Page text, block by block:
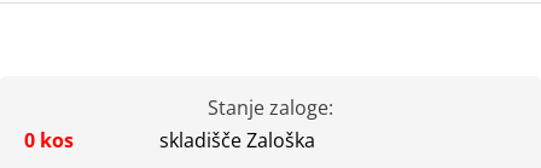
Stanje zaloge:
0 kos
skladišče Zaloška